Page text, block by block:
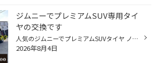
ジムニーでプレミアムSUV専用タイ
ヤの交換です
人気のジムニーでプレミアムSUVタイヤ ノーマルサイズで4本交換です 装着タイヤはこちら アレンザLX200 175/80R16 巷ではホワイトレタータイヤが人気がありますが あえてのブラック、そしてLX200は濃いめの ブラックが入ってます オンロードメインで使用されるとのことで 街乗り、高速の安定感を重...
2026年8月4日